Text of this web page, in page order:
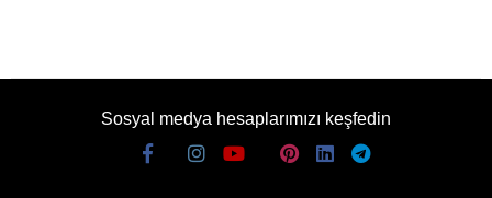
Sosyal medya hesaplarımızı keşfedin